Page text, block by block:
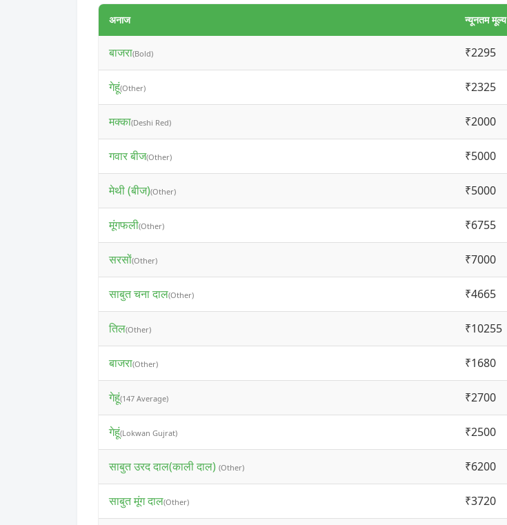
अनाज न्यूनतम मूल्य
बाजरा(Bold) ₹2295
गेहूं(Other) ₹2325
मक्का(Deshi Red) ₹2000
गवार बीज(Other) ₹5000
मेथी (बीज)(Other) ₹5000
मूंगफली(Other) ₹6755
सरसों(Other) ₹7000
साबुत चना दाल(Other) ₹4665
तिल(Other) ₹10255
बाजरा(Other) ₹1680
गेहूं(147 Average) ₹2700
गेहूं(Lokwan Gujrat) ₹2500
साबुत उरद दाल(काली दाल) (Other) ₹6200
साबुत मूंग दाल(Other) ₹3720